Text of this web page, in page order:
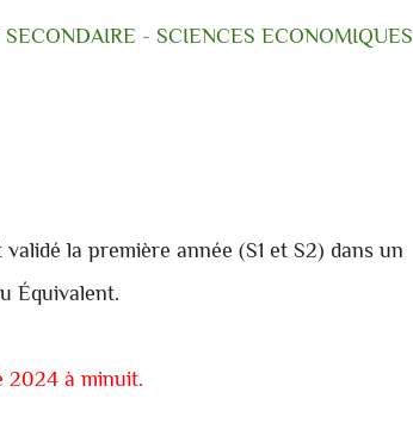
- SCIENCES ECONOMIQUES
la première année (S1 et S2) dans un
Équivalent.
2024 à minuit.